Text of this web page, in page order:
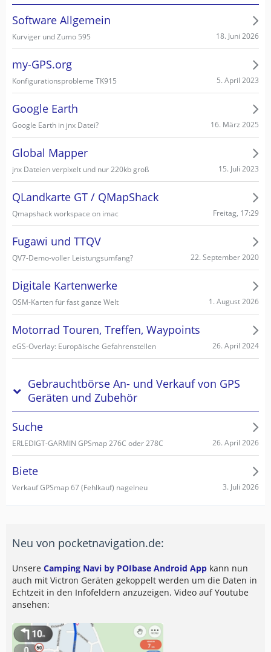
Software Allgemein
Kurviger und Zumo 595 18. Juni 2026
my-GPS.org
Konfigurationsprobleme TK915 5. April 2023
Google Earth
Google Earth in jnx Datei? 16. März 2025
Global Mapper
jnx Dateien verpixelt und nur 220kb groß 15. Juli 2023
QLandkarte GT / QMapShack
Qmapshack workspace on imac Freitag, 17:29
Fugawi und TTQV
QV7-Demo-voller Leistungsumfang? 22. September 2020
Digitale Kartenwerke
OSM-Karten für fast ganze Welt 1. August 2026
Motorrad Touren, Treffen, Waypoints
eGS-Overlay: Europäische Gefahrenstellen 26. April 2024
Gebrauchtbörse An- und Verkauf von GPS
Geräten und Zubehör
Suche
ERLEDIGT-GARMIN GPSmap 276C oder 278C 26. April 2026
Biete
Verkauf GPSmap 67 (Fehlkauf) nagelneu 3. Juli 2026
Neu von pocketnavigation.de:
Unsere Camping Navi by POIbase Android App kann nun
auch mit Victron Geräten gekoppelt werden um die Daten in
Echtzeit in den Infofeldern anzuzeigen. Video auf Youtube
ansehen: